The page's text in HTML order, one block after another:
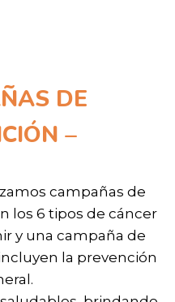
DE
–
campañas de
los 6 tipos de cáncer
y una campaña de
la prevención